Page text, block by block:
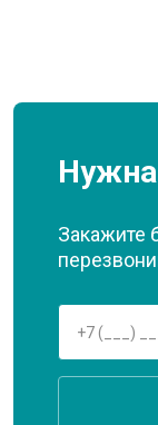
Нужна
Закажите